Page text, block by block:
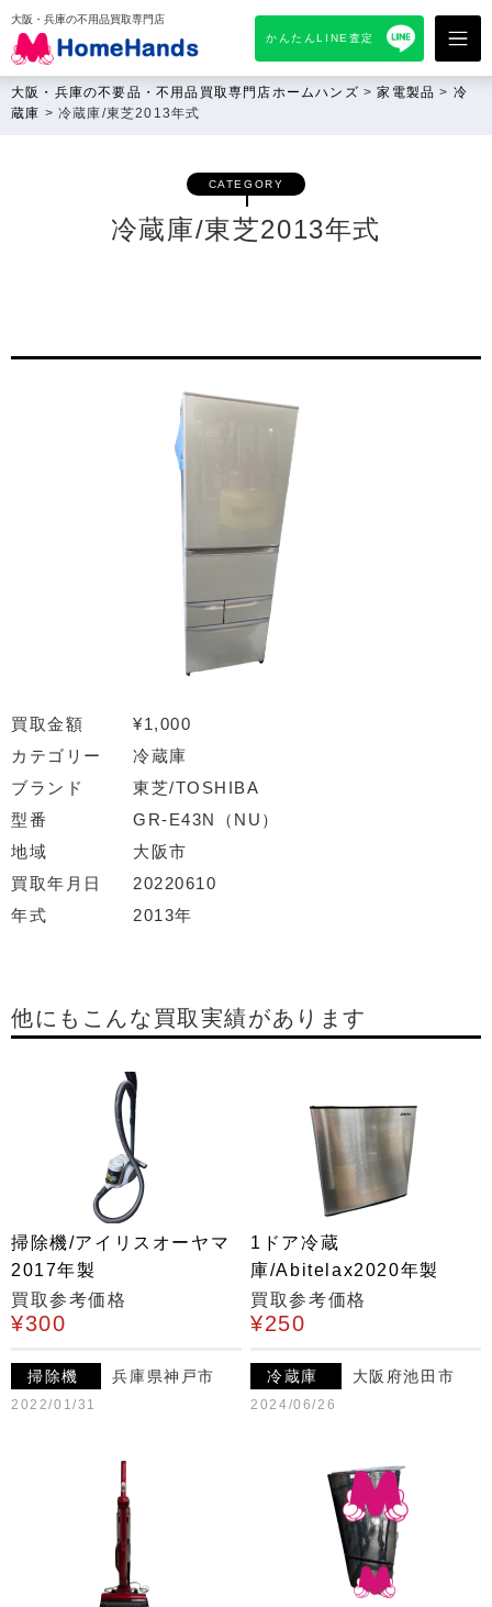
大阪・兵庫の不用品買取専門店
かんたんLINE査定
大阪・兵庫の不要品・不用品買取専門店ホームハンズ >家電製品 > 冷
蔵庫 >冷蔵庫/東芝2013年式
CATEGORY
冷蔵庫/東芝2013年式
買取金額
¥1,000
カテゴリー
冷蔵庫
ブランド
東芝/TOSHIBA
型番
GR-E43N（NU）
地域
大阪市
買取年月日
20220610
年式
2013年
他にもこんな買取実績があります
掃除機/アイリスオーヤマ
2017年製
買取参考価格
¥300
掃除機 兵庫県神戸市
2022/01/31
1ドア冷蔵
庫/Abitelax2020年製
買取参考価格
¥250
冷蔵庫 大阪府池田市
2024/06/26